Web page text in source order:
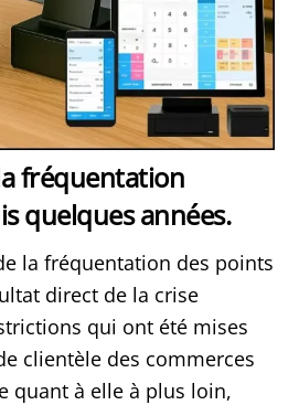
fréquentation
quelques années.
la fréquentation des points
direct de la crise
qui ont été mises
clientèle des commerces
quant à elle à plus loin,